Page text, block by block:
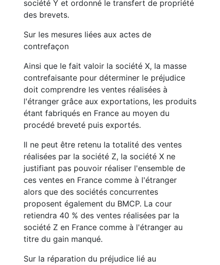
société Y et ordonné le transfert de propriété
des brevets.
Sur les mesures liées aux actes de
contrefaçon
Ainsi que le fait valoir la société X, la masse
contrefaisante pour déterminer le préjudice
doit comprendre les ventes réalisées à
l'étranger grâce aux exportations, les produits
étant fabriqués en France au moyen du
procédé breveté puis exportés.
Il ne peut être retenu la totalité des ventes
réalisées par la société Z, la société X ne
justifiant pas pouvoir réaliser l'ensemble de
ces ventes en France comme à l'étranger
alors que des sociétés concurrentes
proposent également du BMCP. La cour
retiendra 40 % des ventes réalisées par la
société Z en France comme à l'étranger au
titre du gain manqué.
Sur la réparation du préjudice lié au